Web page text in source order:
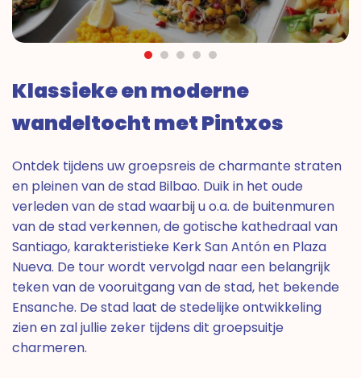
Klassieke en moderne
wandeltocht met Pintxos
Ontdek tijdens uw groepsreis de charmante straten
en pleinen van de stad Bilbao. Duik in het oude
verleden van de stad waarbij u o.a. de buitenmuren
van de stad verkennen, de gotische kathedraal van
Santiago, karakteristieke Kerk San Antón en Plaza
Nueva. De tour wordt vervolgd naar een belangrijk
teken van de vooruitgang van de stad, het bekende
Ensanche. De stad laat de stedelijke ontwikkeling
zien en zal jullie zeker tijdens dit groepsuitje
charmeren.